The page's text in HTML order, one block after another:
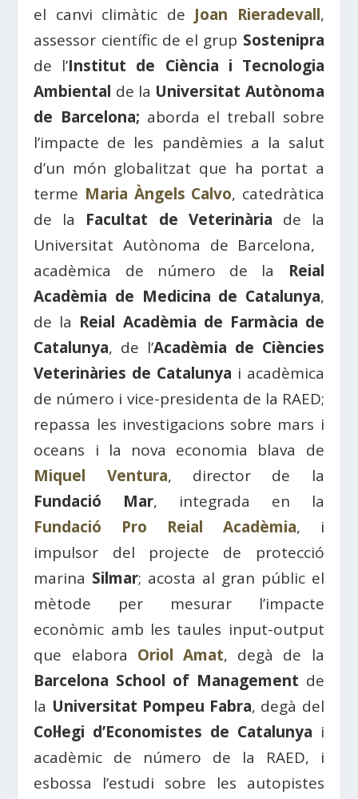
el canvi climàtic de Joan Rieradevall,
assessor científic de el grup Sostenipra
de l’Institut de Ciència i Tecnologia
Ambiental de la Universitat Autònoma
de Barcelona; aborda el treball sobre
l’impacte de les pandèmies a la salut
d’un món globalitzat que ha portat a
terme Maria Àngels Calvo, catedràtica
de la Facultat de Veterinària de la
Universitat Autònoma de Barcelona, ​​
acadèmica de número de la Reial
Acadèmia de Medicina de Catalunya,
de la Reial Acadèmia de Farmàcia de
Catalunya, de l’Acadèmia de Ciències
Veterinàries de Catalunya i acadèmica
de número i vice-presidenta de la RAED;
repassa les investigacions sobre mars i
oceans i la nova economia blava de
Miquel Ventura, director de la
Fundació Mar, integrada en la
Fundació Pro Reial Acadèmia, i
impulsor del projecte de protecció
marina Silmar; acosta al gran públic el
mètode per mesurar l’impacte
econòmic amb les taules input-output
que elabora Oriol Amat, degà de la
Barcelona School of Management de
la Universitat Pompeu Fabra, degà del
Col·legi d’Economistes de Catalunya i
acadèmic de número de la RAED, i
esbossa l’estudi sobre les autopistes